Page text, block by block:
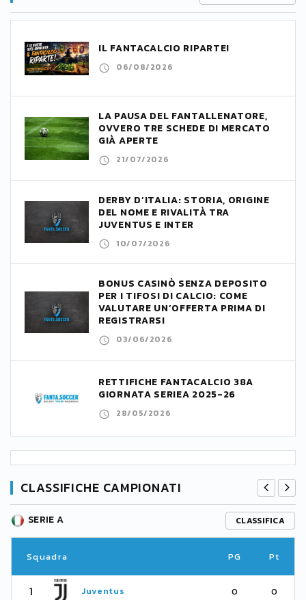
IL FANTACALCIO RIPARTE!
06/08/2026
LA PAUSA DEL FANTALLENATORE,
OVVERO TRE SCHEDE DI MERCATO
GIÀ APERTE
21/07/2026
DERBY D’ITALIA: STORIA, ORIGINE
DEL NOME E RIVALITÀ TRA
JUVENTUS E INTER
10/07/2026
BONUS CASINÒ SENZA DEPOSITO
PER I TIFOSI DI CALCIO: COME
VALUTARE UN’OFFERTA PRIMA DI
REGISTRARSI
03/06/2026
RETTIFICHE FANTACALCIO 38A
GIORNATA SERIEA 2025-26
28/05/2026
CLASSIFICHE CAMPIONATI
SERIE A CLASSIFICA
Squadra PG Pt
1 Juventus 0 0